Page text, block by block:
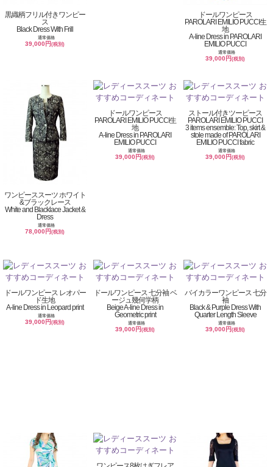
黒織柄フリル付きワンピー
ス
Black Dress With Frill
通常価格
39,000円(税別)
ドールワンピース
PAROLARI EMILIO PUCCI生
地
A-line Dress in PAROLARI
EMILIO PUCCI
通常価格
39,000円(税別)
ワンピーススーツ ホワイト
&ブラックレース
White and Blacklace Jacket &
Dress
通常価格
78,000円(税別)
ドールワンピース
PAROLARI EMILIO PUCCI生
地
A-line Dress in PAROLARI
EMILIO PUCCI
通常価格
39,000円(税別)
ストール付きツーピース
PAROLARI EMILIO PUCCI
3 items ensemble: Top, skirt &
stole made of PAROLARI
EMILIO PUCCI fabric
通常価格
39,000円(税別)
ドールワンピース レオパー
ド生地
A-line Dress in Leopard print
通常価格
39,000円(税別)
ドールワンピース 七分袖 ベ
ージュ幾何学柄
Beige A-line Dress in
Geometric print
通常価格
39,000円(税別)
バイカラーワンピース 七分
袖
Black & Purple Dress With
Quarter Length Sleeve
通常価格
39,000円(税別)